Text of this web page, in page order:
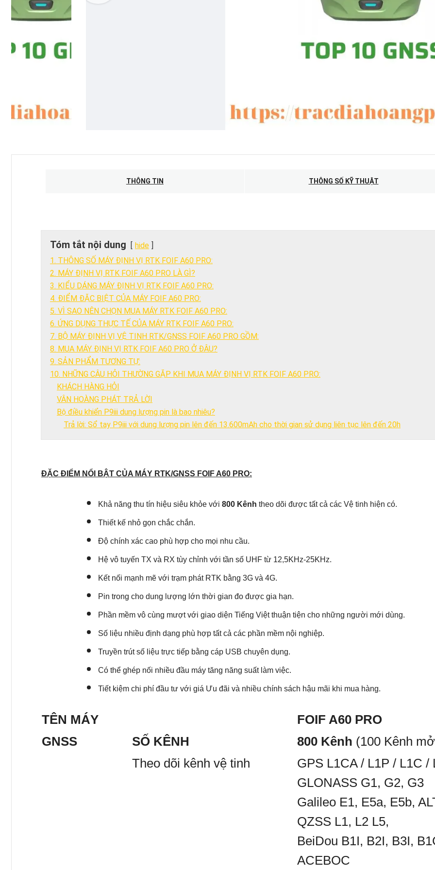
THÔNG TIN THÔNG SỐ KỸ THUẬT
Tóm tắt nội dung
hide
1. THÔNG SỐ MÁY ĐỊNH VỊ RTK FOIF A60 PRO:
2. MÁY ĐỊNH VỊ RTK FOIF A60 PRO LÀ GÌ?
3. KIỂU DÁNG MÁY ĐỊNH VỊ RTK FOIF A60 PRO:
4. ĐIỂM ĐẶC BIỆT CỦA MÁY FOIF A60 PRO:
5. VÌ SAO NÊN CHỌN MUA MÁY RTK FOIF A60 PRO:
6. ỨNG DỤNG THỰC TẾ CỦA MÁY RTK FOIF A60 PRO:
7. BỘ MÁY ĐỊNH VỊ VỆ TINH RTK/GNSS FOIF A60 PRO GỒM:
8. MUA MÁY ĐỊNH VỊ RTK FOIF A60 PRO Ở ĐÂU?
9. SẢN PHẨM TƯƠNG TỰ:
10. NHỮNG CÂU HỎI THƯỜNG GẶP KHI MUA MÁY ĐỊNH VỊ RTK FOIF A60 PRO:
KHÁCH HÀNG HỎI
VÂN HOÀNG PHÁT TRẢ LỜI
Bộ điều khiển P9iii dung lượng pin là bao nhiêu?
Trả lời: Sổ tay P9iii với dung lượng pin lên đến 13.600mAh cho thời gian sử dụng liên tục lên đến 20h
trong bầu trời máy đo GNSS RTK hiện nay. Chất Lượng bền đẹp, kiểu
đơn giản dễ dùng với giao diện Tiếng Việt. Máy RTK FOIF A60 PRO
hài lòng đến các kỹ sư đo đạc trong nước và trên toàn thế giới. Hãy
tiết về các đặc tính nổi trội nhất của dòng máyFOIF A60PRO
A60 PRO Nhãn hiệu
800
Hệ điều hành
LINUX
Điều hướng IMU
400Hz
Điều hướng độ dốc
– 60 Nhiệt độ làm việc
Điều hướng Bù nghiêng Bộ nhớ
Độ chính xác đo động
Ngang: 8 mm + 0,5 ppm
RMS
Dọc: 15mm + 0,5 ppm RMS
Đo động PPK
sau
ĐẶC ĐIỂM NỔI BẬT CỦA MÁY RTK/GNSS FOIF A60 PRO:
Khả năng thu tín hiệu siêu khỏe với 800 Kênh theo dõi được tất cả các Vệ tinh hiện có.
Thiết kế nhỏ gọn chắc chắn.
Độ chính xác cao phù hợp cho mọi nhu cầu.
Hệ vô tuyến TX và RX tùy chỉnh với tần số UHF từ 12,5KHz-25KHz.
Kết nối mạnh mẽ với trạm phát RTK bằng 3G và 4G.
Pin trong cho dung lượng lớn thời gian đo được gia hạn.
Phần mềm vô cùng mượt với giao diện Tiếng Việt thuận tiện cho những người mới dùng.
Số liệu nhiều định dạng phù hợp tất cả các phần mềm nội nghiệp.
Truyền trút số liệu trực tiếp bằng cáp USB chuyên dụng.
Có thể ghép nối nhiều đầu máy tăng năng suất làm việc.
Tiết kiệm chi phí đầu tư với giá Ưu đãi và nhiều chính sách hậu mãi khi mua hàng.
TÊN MÁY
FOIF A60 PRO
GNSS
SỐ KÊNH 800 Kênh (100 Kênh
Theo dõi kênh vệ tinh
GPS L1CA / L1P / L1C /
GLONASS G1, G2, G3
Galileo E1, E5a, E5b,
QZSS L1, L2 L5,
BeiDou B1I, B2I, B3I,
ACEBOC